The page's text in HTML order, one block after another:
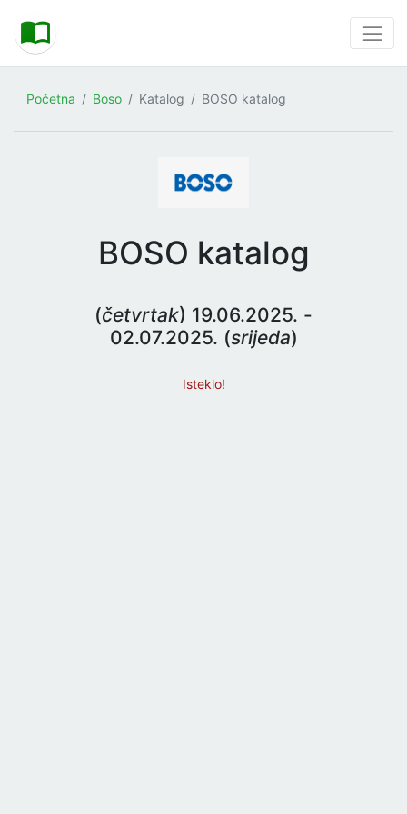
Početna Boso Katalog BOSO katalog
BOSO katalog
(četvrtak) 19.06.2025. -
02.07.2025. (srijeda)
Isteklo!